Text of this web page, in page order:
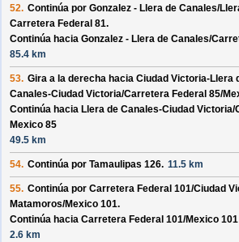
52. Continúa por Gonzalez - Llera de Canales/
Carretera Federal 81.
Continúa hacia Gonzalez - Llera de Canales/
85.4 km
53. Gira a la derecha hacia Ciudad Victoria-Llera
Canales-Ciudad Victoria/Carretera Federal 85/
Continúa hacia Llera de Canales-Ciudad Victoria/
Mexico 85
49.5 km
54. Continúa por Tamaulipas 126. 11.5 km
55. Continúa por Carretera Federal 101/Ciudad
Matamoros/Mexico 101.
Continúa hacia Carretera Federal 101/Mexico 101
2.6 km